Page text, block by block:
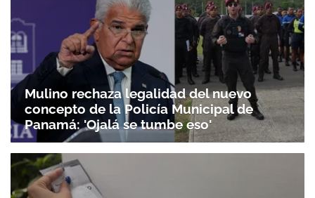
Mulino rechaza legalidad del nuevo
concepto de la Policía Municipal de
Panamá: 'Ojalá se tumbe eso'